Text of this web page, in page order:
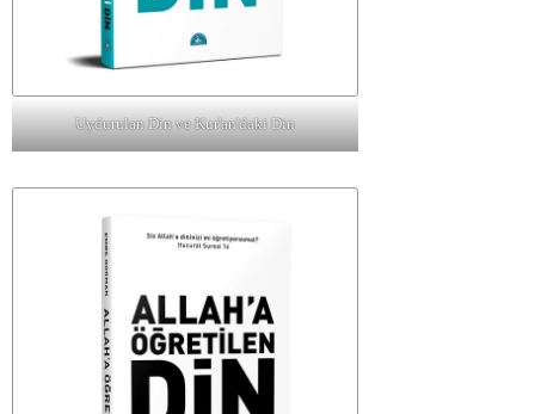
Uydurulan Din ve Kur'an'daki Din